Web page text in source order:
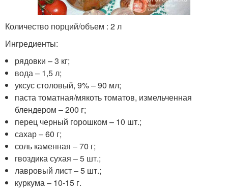
Количество порций/объем : 2 л
Ингредиенты:
рядовки – 3 кг;
вода – 1,5 л;
уксус столовый, 9% – 90 мл;
паста томатная/мякоть томатов, измельченная
блендером – 200 г;
перец черный горошком – 10 шт.;
сахар – 60 г;
соль каменная – 70 г;
гвоздика сухая – 5 шт.;
лавровый лист – 5 шт.;
куркума – 10-15 г.